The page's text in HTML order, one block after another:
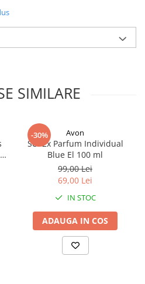
SIMILARE
-30% Avon
Set 2x Parfum Individual
Blue El 100 ml
99,00 Lei
69,00 Lei
IN STOC
ADAUGA IN COS